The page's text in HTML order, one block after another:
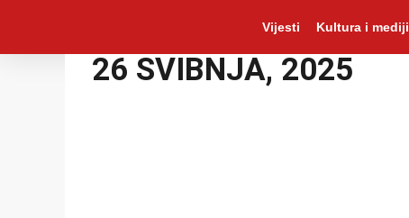
Vijesti Kultura i mediji
26 SVIBNJA, 2025